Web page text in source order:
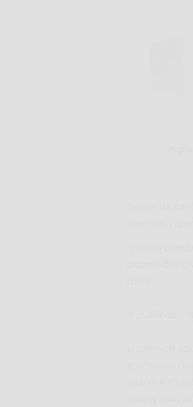
Tento díl
V obou
poznávání
V publikaci
U zimních
sněhovou
dětmi v
sporty jsou